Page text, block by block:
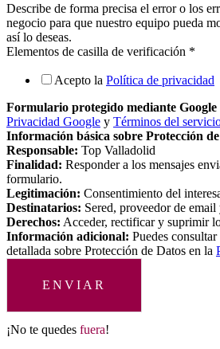
Describe de forma precisa el error o los
negocio para que nuestro equipo pueda
así lo deseas.
Elementos de casilla de verificación *
Acepto la Política de privacidad
Formulario protegido mediante Google
Privacidad Google y Términos del
Información básica sobre Protección
Responsable: Top Valladolid
Finalidad: Responder a los mensajes
formulario.
Legitimación: Consentimiento del
Destinatarios: Sered, proveedor de
Derechos: Acceder, rectificar y suprimir
Información adicional: Puedes
detallada sobre Protección de Datos en la
ENVIAR
¡No te quedes fuera!